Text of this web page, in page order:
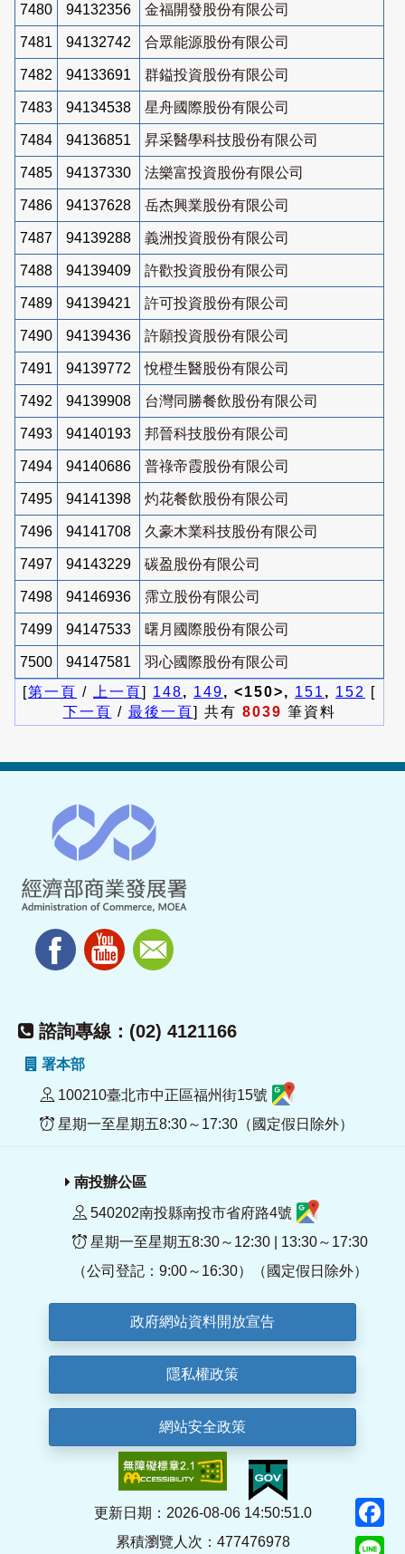
7480 94132356 金福開發股份有限公司
7481 94132742 合眾能源股份有限公司
7482 94133691 群鎰投資股份有限公司
7483 94134538 星舟國際股份有限公司
7484 94136851 昇采醫學科技股份有限公司
7485 94137330 法樂富投資股份有限公司
7486 94137628 岳杰興業股份有限公司
7487 94139288 義洲投資股份有限公司
7488 94139409 許歡投資股份有限公司
7489 94139421 許可投資股份有限公司
7490 94139436 許願投資股份有限公司
7491 94139772 悅橙生醫股份有限公司
7492 94139908 台灣同勝餐飲股份有限公司
7493 94140193 邦晉科技股份有限公司
7494 94140686 普祿帝霞股份有限公司
7495 94141398 灼花餐飲股份有限公司
7496 94141708 久豪木業科技股份有限公司
7497 94143229 碳盈股份有限公司
7498 94146936 霈立股份有限公司
7499 94147533 曙月國際股份有限公司
7500 94147581
羽心國際股份有限公司
[第一頁 / 上一頁] 148, 149, <150>, 151 , 152
[
下一頁 / 最後一頁] 共有 8039 筆資料
諮詢專線：(02) 4121166
署本部
100210臺北市中正區福州街15號
星期一至星期五8:30～17:30（國定假日除外）
南投辦公區
540202南投縣南投市省府路4號
星期一至星期五8:30～12:30 | 13:30～17:30
（公司登記：9:00～16:30）（國定假日除外）
政府網站資料開放宣告
隱私權政策
網站安全政策
更新日期：2026-08-06 14:50:51.0
累積瀏覽人次：477476978